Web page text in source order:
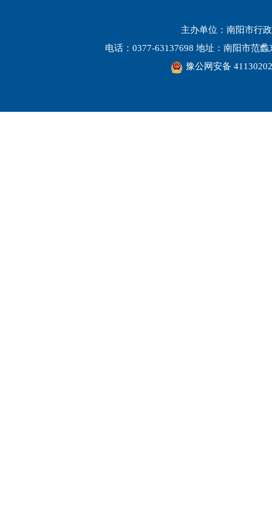
主办单位：南阳市行
电话：0377-63137698 地址：南阳市范
豫公网安备